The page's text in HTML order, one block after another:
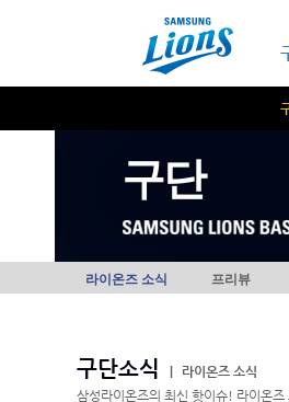
구단
라이온즈 소식 프리뷰
구단소식
라이온즈 소식
삼성라이온즈의 최신 핫이슈! 라이온즈